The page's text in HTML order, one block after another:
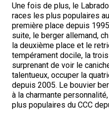
Berger américain miniature
Mudi
Buhund (buhund) norvégien
Berger anglais
Grand basset griffon
Lévrier anglais
Harrier
Chien Ibizan
Shiba inu
Shih tzu
Épagneul tibétain
Terrier tibétain
Setter anglais
Setter Gordon
Setter irlandais rouge et
Setter irlandais
Terrier Lakeland
Terrier de Manchester
Terrier de Norfolk
Terrier de Norwich
Épagneul papillon
Pékinois
Poméranien
Caniche (nain)
Eurasier
Grand danois
Montagne des Pyrénées
Grand bouvier suisse
Événements non-CCC
Titres de versatilité
Top Dog multidisciplinaire
Top Dog multidisciplinaire
TOP DOG pour les
Les Top Dogs
TOP DOG en agilité
TOP DOG pour les
Les Top Dogs
TOP DOG en rallye
TOP DOG en agilité
TOP DOG pour les
Top Dogs
Une fois de plus, le
races les plus populaires
première place depuis
suite, le berger allemand,
la deuxième place et le
tempérament docile, la
surprenant de voir le
talentueux, occuper la
depuis 2005. Le bouvier
à la charmante
plus populaires du CCC